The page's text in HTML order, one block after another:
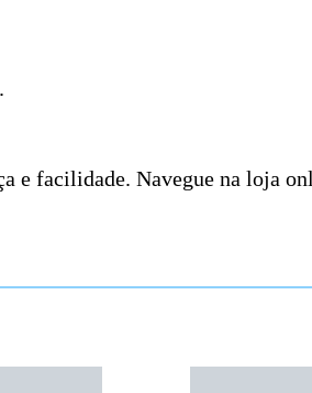
e facilidade. Navegue na loja